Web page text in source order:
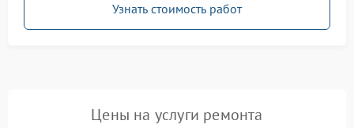
Узнать стоимость работ
Цены на услуги ремонта